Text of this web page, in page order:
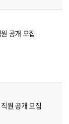
공개 모집
원 공개 모집